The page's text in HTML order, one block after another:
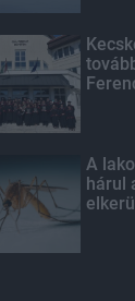
A
hárul